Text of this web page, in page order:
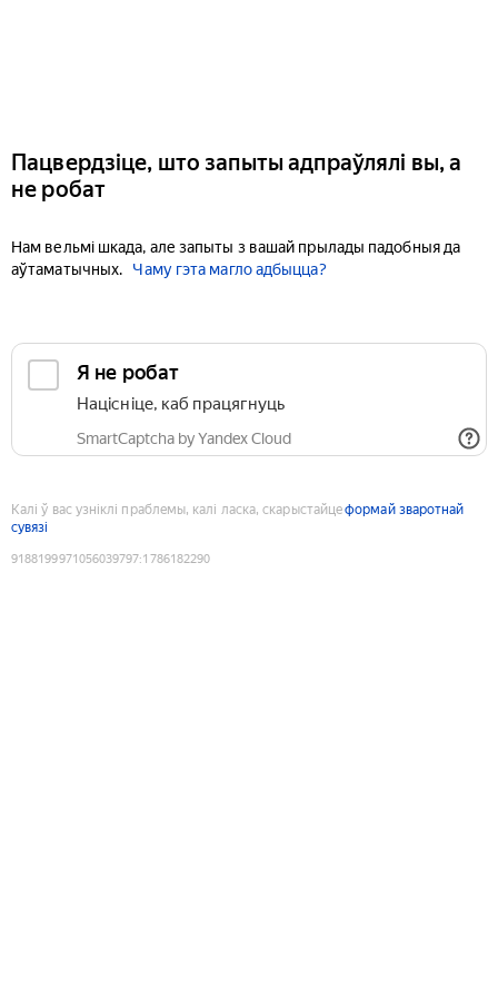
Пацвердзіце, што запыты адпраўлялі вы, а
не робат
Нам вельмі шкада, але запыты з вашай прылады падобныя да
аўтаматычных.
Чаму гэта магло адбыцца?
Я не робат
Націсніце, каб працягнуць
SmartCaptcha by Yandex Cloud
Калі ў вас узніклі праблемы, калі ласка, скарыстайцеформай зваротнай
сувязі
9188199971056039797:1786182290